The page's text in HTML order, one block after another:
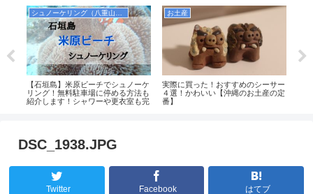
【石垣島】米原ビーチでシュノーケ
リング！無料駐車場に停める方法も
紹介します！シャワーや更衣室も完
お土産
実際に買った！おすすめのシーサー
４選！かわいい【沖縄のお土産の定
番】
DSC_1938.JPG
Twitter Facebook はてブ